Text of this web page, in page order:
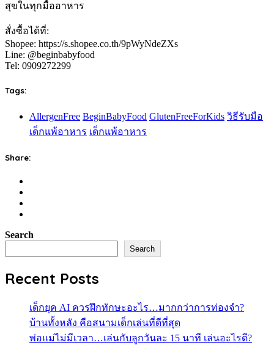
สุขในทุกมื้ออาหาร
สั่งซื้อได้ที่:
Shopee: https://s.shopee.co.th/9pWyNdeZXs
Line: @beginbabyfood
Tel: 0909272299
Tags:
AllergenFree BeginBabyFood GlutenFreeForKids วิธีรับมือ
เด็กแพ้อาหาร เด็กแพ้อาหาร
Share:
Search
Search
Recent Posts
เด็กยุค AI ควรฝึกทักษะอะไร…มากกว่าการท่องจำ?
บ้านทั้งหลัง คือสนามเด็กเล่นที่ดีที่สุด
พ่อแม่ไม่มีเวลา…เล่นกับลูกวันละ 15 นาที เล่นอะไรดี?